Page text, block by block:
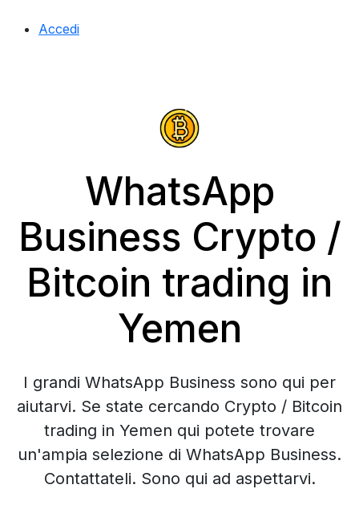
Accedi
WhatsApp
Business Crypto /
Bitcoin trading in
Yemen
I grandi WhatsApp Business sono qui per
aiutarvi. Se state cercando Crypto / Bitcoin
trading in Yemen qui potete trovare
un'ampia selezione di WhatsApp Business.
Contattateli. Sono qui ad aspettarvi.